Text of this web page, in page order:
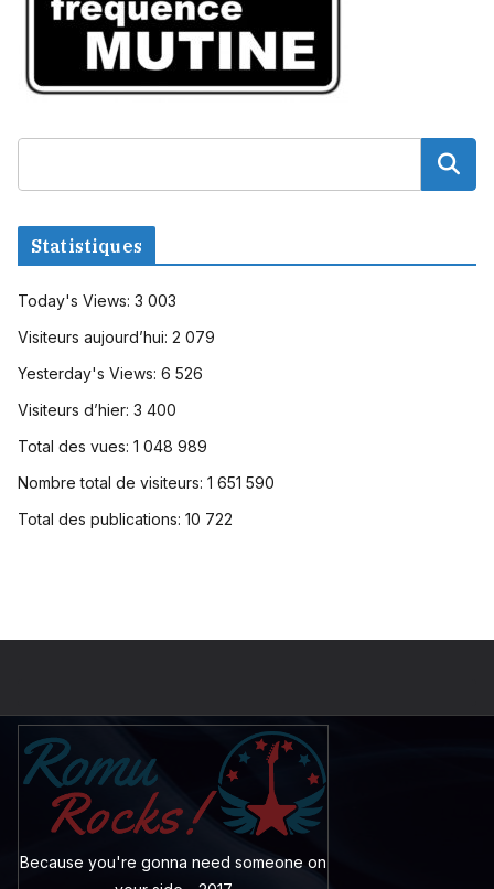
Statistiques
Today's Views: 3 003
Visiteurs aujourd’hui: 2 079
Yesterday's Views: 6 526
Visiteurs d’hier: 3 400
Total des vues: 1 048 989
Nombre total de visiteurs: 1 651 590
Total des publications: 10 722
Because you're gonna need someone on